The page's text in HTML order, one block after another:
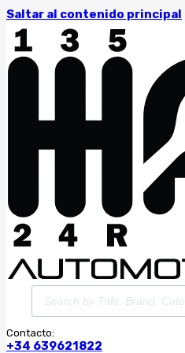
Saltar al contenido principal
Búsqueda
de
productos
Contacto:
+34 639621822